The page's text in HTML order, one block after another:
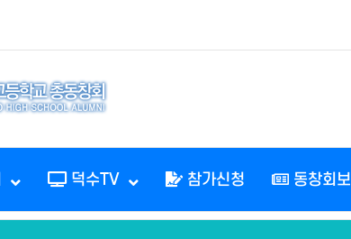
덕수TV 참가신청 동창회보